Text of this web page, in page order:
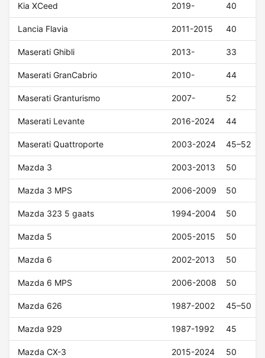
Kia XCeed 2019- 40
Lancia Flavia 2011-2015 40
Maserati Ghibli 2013- 33
Maserati GranCabrio 2010- 44
Maserati Granturismo 2007- 52
Maserati Levante 2016-2024 44
Maserati Quattroporte 2003-2024 45–52
Mazda 3 2003-2013 50
Mazda 3 MPS 2006-2009 50
Mazda 323 5 gaats 1994-2004 50
Mazda 5 2005-2015 50
Mazda 6 2002-2013 50
Mazda 6 MPS 2006-2008 50
Mazda 626 1987-2002 45–50
Mazda 929 1987-1992 45
Mazda CX-3 2015-2024 50